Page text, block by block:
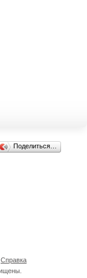
Поделиться…
Справка